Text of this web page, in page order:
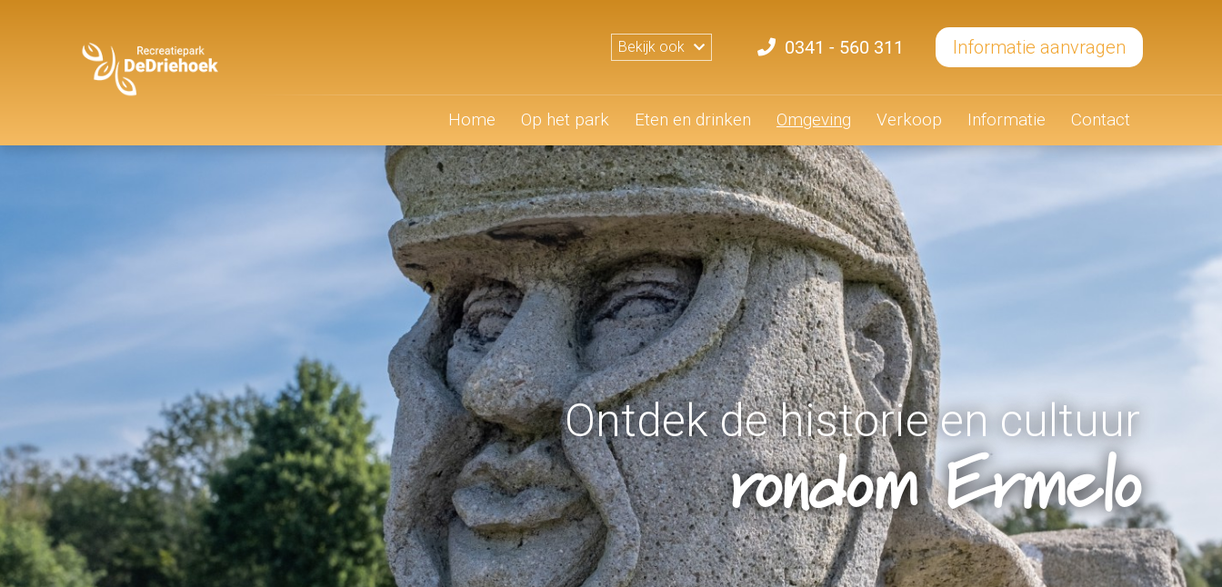
Bekijk ook 0341 - 560 311 Informatie aanvragen
Home Op het park Eten en drinken Omgeving Verkoop Informatie Contact
Ontdek de historie en cultuur
rondom Ermelo